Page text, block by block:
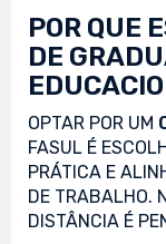
POR QUE
DE
OPTAR POR UM
FASUL É
PRÁTICA E
DE TRABALHO.
DISTÂNCIA É